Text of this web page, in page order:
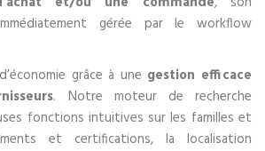
gérée par le workflow
grâce à une gestion efficace
. Notre moteur de recherche
fonctions intuitives sur les familles et
et certifications, la localisation